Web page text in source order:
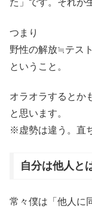
た」です。それが
つまり
野性の解放≒テス
ということ。
オラオラするとか
と思います。
※虚勢は違う。直
自分は他人と
常々僕は「他人に